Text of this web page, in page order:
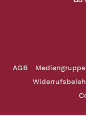
AGB Mediengruppe